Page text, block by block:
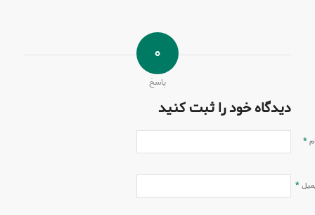
٠
پاسخ
دیدگاه خود را ثبت کنید
*
*